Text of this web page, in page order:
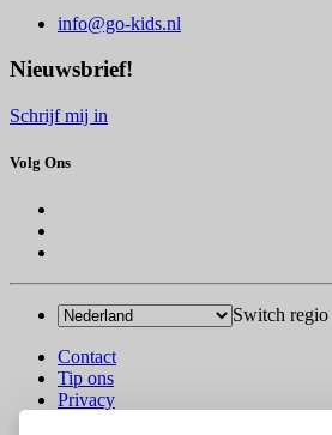
info@go-kids.nl
Nieuwsbrief!
Schrijf mij in
Volg Ons
Switch regio
Contact
Tip ons
Privacy